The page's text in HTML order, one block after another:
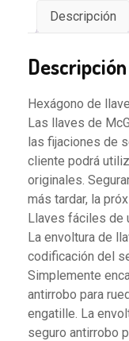
Descripción
Descripción
Hexágono de llave
Las llaves de
las fijaciones de
cliente podrá
originales.
más tardar, la
Llaves fáciles de
La envoltura de
codificación del
Simplemente
antirrobo para
engatille. La
seguro antirrobo